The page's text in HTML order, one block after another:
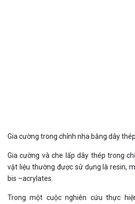
Gia cường trong chỉnh nha bằng dây
Gia cường và che lấp dây thép trong
vật liệu thường được sử dụng là resin,
bis –acrylates.
Trong một cuộc nghiên cứu thực